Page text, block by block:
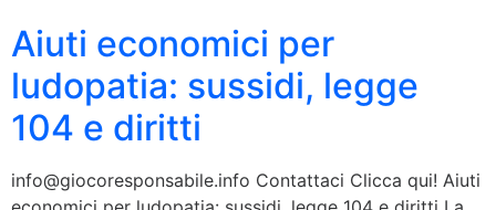
Aiuti economici per
ludopatia: sussidi, legge
104 e diritti
info@giocoresponsabile.info Contattaci Clicca qui! Aiuti